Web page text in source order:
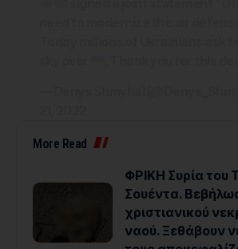
More Read
ΦΡΙΚΗ Συρία του
Σουέντα.
χριστιανικού
ναού. Ξεθάβουν